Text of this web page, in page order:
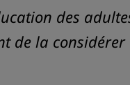
des
de la considérer